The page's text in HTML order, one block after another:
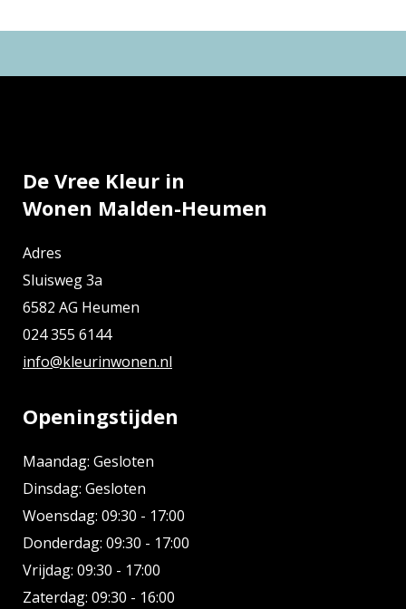
De Vree Kleur in
Wonen Malden-Heumen
Adres
Sluisweg 3a
6582 AG Heumen
024 355 6144
info@kleurinwonen.nl
Openingstijden
Maandag: Gesloten
Dinsdag: Gesloten
Woensdag: 09:30 - 17:00
Donderdag: 09:30 - 17:00
Vrijdag: 09:30 - 17:00
Zaterdag: 09:30 - 16:00